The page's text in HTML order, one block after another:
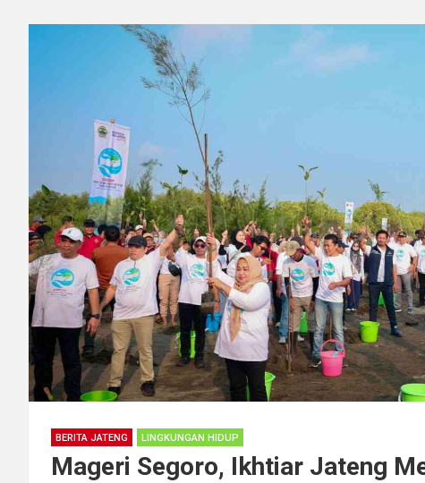
BERITA JATENG LINGKUNGAN HIDUP
Mageri Segoro, Ikhtiar Jateng